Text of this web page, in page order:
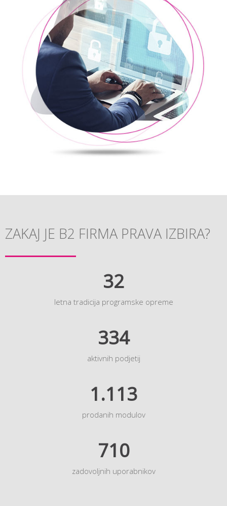
ZAKAJ JE B2 FIRMA PRAVA IZBIRA?
32
letna tradicija programske opreme
334
aktivnih podjetij
1.113
prodanih modulov
710
zadovoljnih uporabnikov